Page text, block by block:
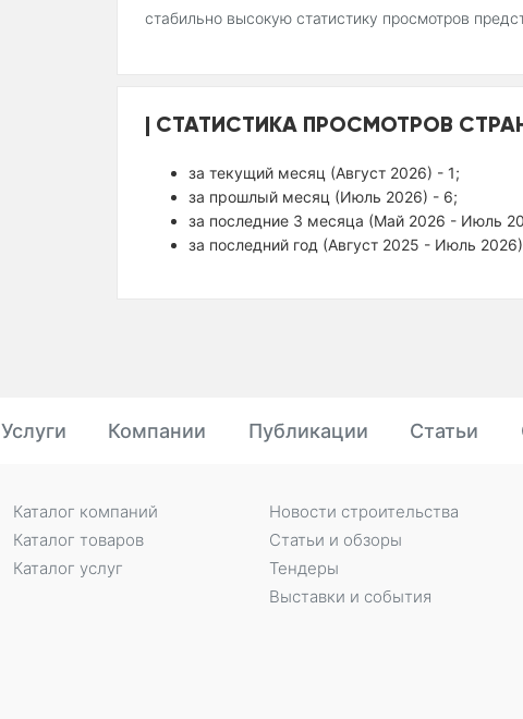
стабильно высокую статистику просмотров
СТАТИСТИКА ПРОСМОТРОВ
за текущий месяц (Август 2026) - 1;
за прошлый месяц (Июль 2026) - 6;
за последние 3 месяца (Май 2026 - Июль
за последний год (Август 2025 - Июль
Услуги Компании Публикации Статьи
Каталог компаний
Каталог товаров
Каталог услуг
Новости строительства
Статьи и обзоры
Тендеры
Выставки и события